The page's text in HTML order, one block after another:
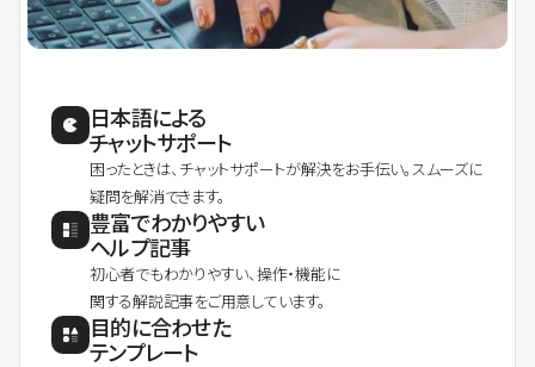
日本語による
チャットサポート
困ったときは、チャットサポートが解決をお手伝い。スムーズに
疑問を解消できます。
豊富でわかりやすい
ヘルプ記事
初心者でもわかりやすい、操作・機能に
関する解説記事をご用意しています。
目的に合わせた
テンプレート